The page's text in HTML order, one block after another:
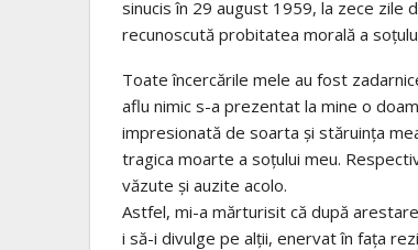
sinucis în 29 august 1959, la zece zile
recunoscută probitatea morală a
Toate încercările mele au fost
aflu nimic s-a prezentat la mine o
impresionată de soarta și stăruința
tragica moarte a soțului meu.
văzute și auzite acolo.
Astfel, mi-a mărturisit că după
i să-i divulge pe alții, enervat în fața